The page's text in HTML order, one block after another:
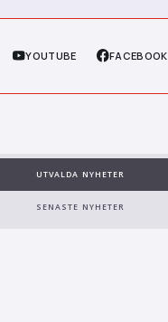
YOUTUBE FACEBOOK
UTVALDA NYHETER
SENASTE NYHETER